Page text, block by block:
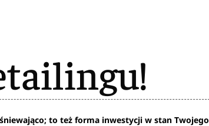
to też forma inwestycji w stan Twojego